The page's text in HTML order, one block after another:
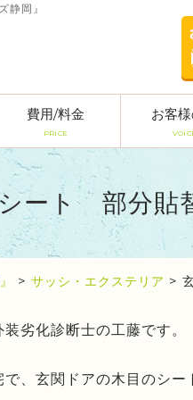
静岡』
費用/料金
PRICE
お客
ート 部分貼
> サッシ・エクステリア >
劣化診断士の工藤です。
、玄関ドアの木目のシー